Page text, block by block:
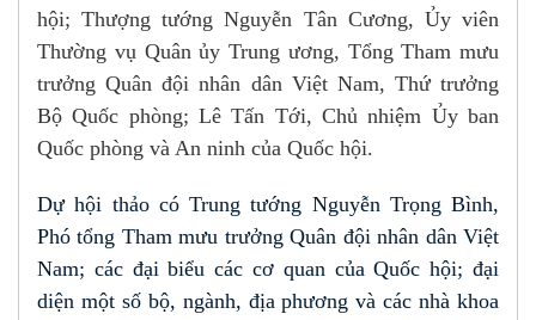
hội; Thượng tướng Nguyễn Tân Cương, Ủy viên
Thường vụ Quân ủy Trung ương, Tổng Tham mưu
trưởng Quân đội nhân dân Việt Nam, Thứ trưởng
Bộ Quốc phòng; Lê Tấn Tới, Chủ nhiệm Ủy ban
Quốc phòng và An ninh của Quốc hội.
Dự hội thảo có Trung tướng Nguyễn Trọng Bình,
Phó tổng Tham mưu trưởng Quân đội nhân dân Việt
Nam; các đại biểu các cơ quan của Quốc hội; đại
diện một số bộ, ngành, địa phương và các nhà khoa